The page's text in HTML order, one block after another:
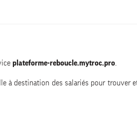
plateforme-reboucle.mytroc.pro.
à destination des salariés pour trouver